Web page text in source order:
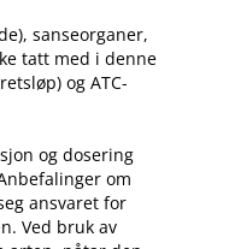
sanseorganer,
tatt med i denne
og ATC-
og dosering
om
ansvaret for
Ved bruk av